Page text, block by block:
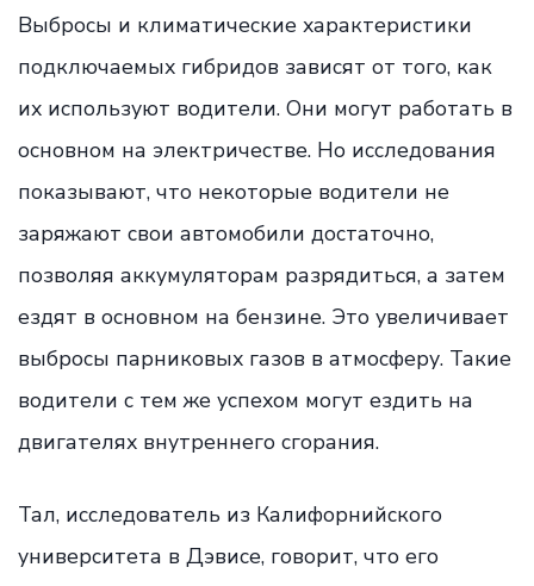
Выбросы и климатические характеристики
подключаемых гибридов зависят от того, как
их используют водители. Они могут работать в
основном на электричестве. Но исследования
показывают, что некоторые водители не
заряжают свои автомобили достаточно,
позволяя аккумуляторам разрядиться, а затем
ездят в основном на бензине. Это увеличивает
выбросы парниковых газов в атмосферу. Такие
водители с тем же успехом могут ездить на
двигателях внутреннего сгорания.
Тал, исследователь из Калифорнийского
университета в Дэвисе, говорит, что его